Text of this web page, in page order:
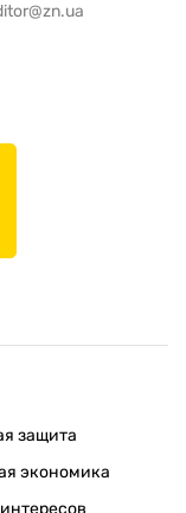
защита
экономика